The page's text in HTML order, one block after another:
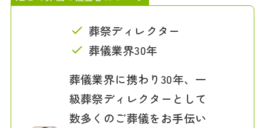
葬祭ディレクター
葬儀業界30年
葬儀業界に携わり30年、一
級葬祭ディレクターとして
数多くのご葬儀をお手伝い